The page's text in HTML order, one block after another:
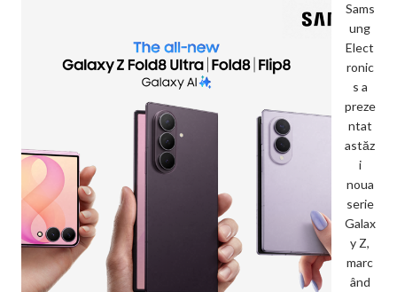
Sams
ung
Elect
ronic
s a
preze
ntat
astăz
i
noua
serie
Galax
y Z,
marc
ând